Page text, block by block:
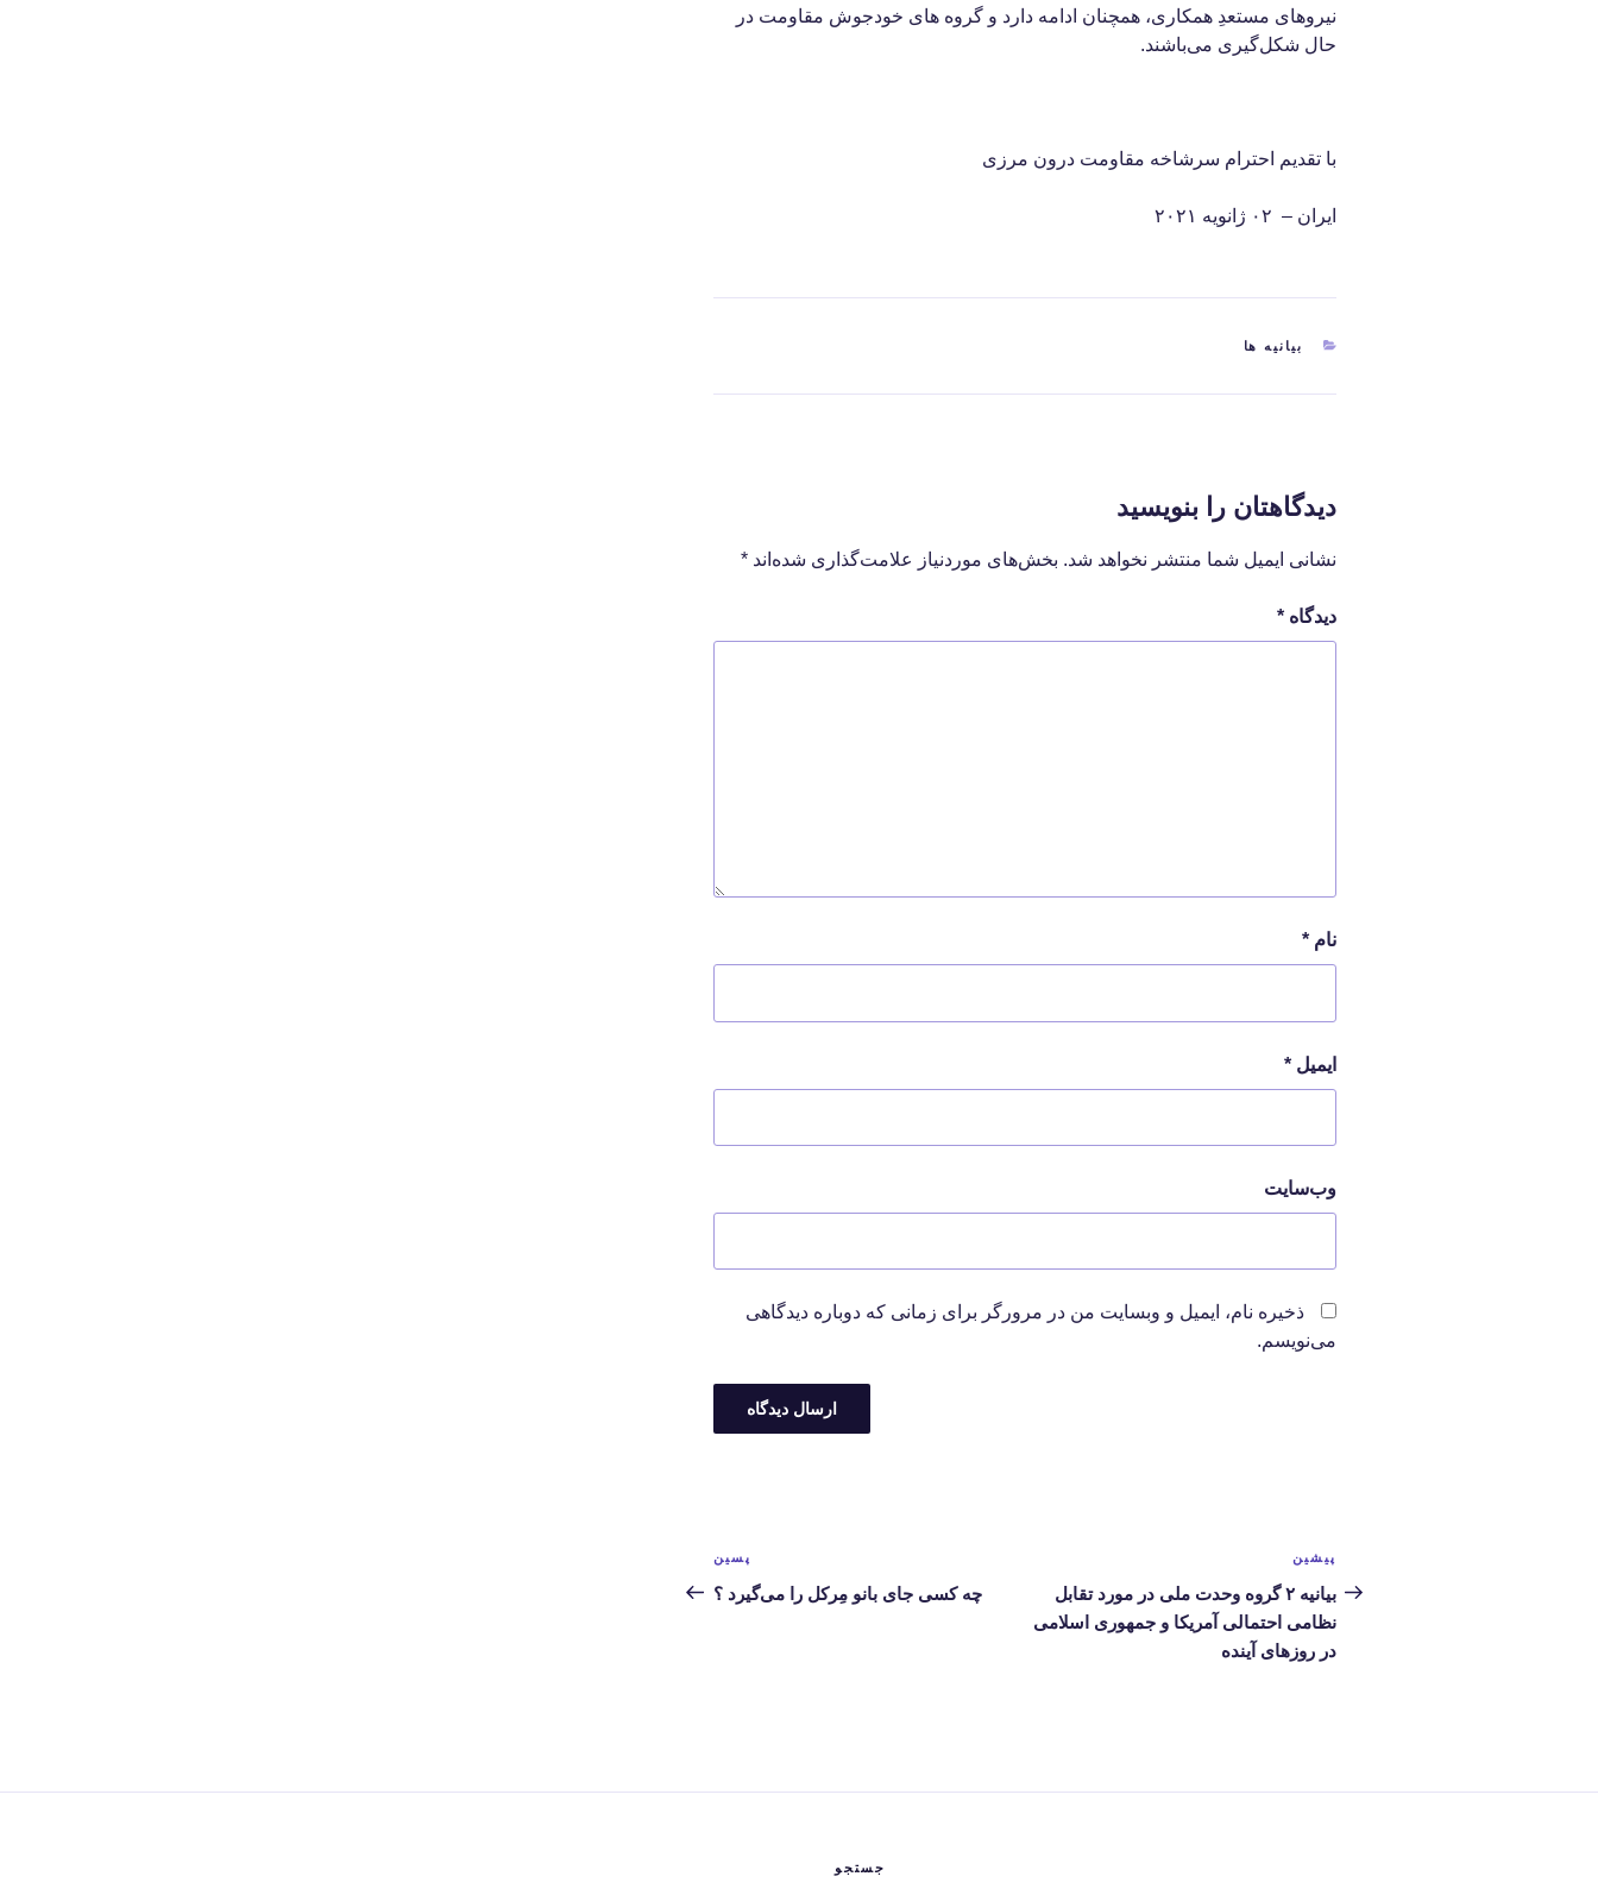
نیروهای مستعدِ همکاری، همچنان ادامه دارد و گروه های خودجوش مقاومت در
حال شکل‌گیری می‌باشند.
با تقدیم احترام سرشاخه مقاومت درون مرزی
ایران – ۰۲ ژانویه ۲۰۲۱
دسته‌ها
بیانیه ها
دیدگاهتان را بنویسید
نشانی ایمیل شما منتشر نخواهد شد. بخش‌های موردنیاز علامت‌گذاری شده‌اند *
دیدگاه *
نام *
ایمیل *
وب‌سایت
ذخیره نام، ایمیل و وبسایت من در مرورگر برای زمانی که دوباره دیدگاهی
می‌نویسم.
راهبری
نوشته‌ها
نوشته
قبلی
پیشین
بیانیه ۲ گروه وحدت ملی در مورد تقابل
نظامی احتمالی آمریکا و جمهوری اسلامی
در روزهای آینده
نوشته‌ی
بعدی
پسین
چه کسی جای بانو مِرکل را می‌گیرد ؟
جستجو